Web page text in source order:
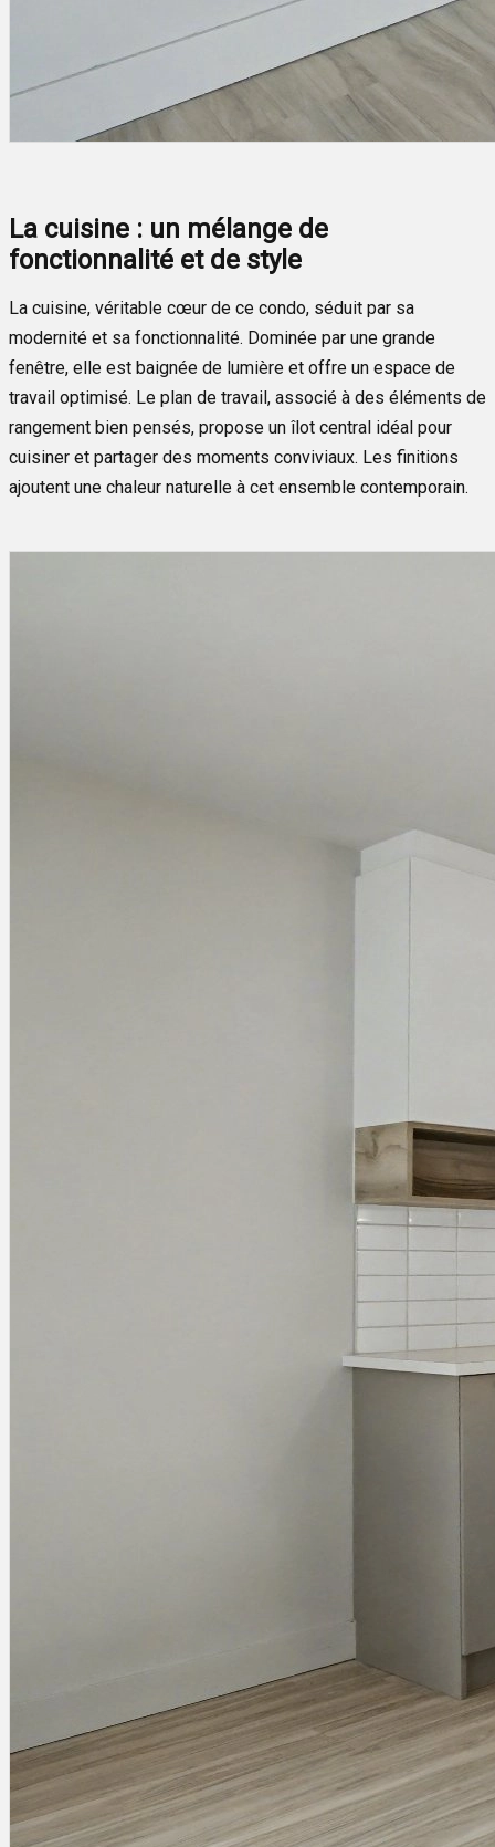
La cuisine : un mélange de
fonctionnalité et de style
La cuisine, véritable cœur de ce condo, séduit par sa
modernité et sa fonctionnalité. Dominée par une grande
fenêtre, elle est baignée de lumière et offre un espace de
travail optimisé. Le plan de travail, associé à des éléments de
rangement bien pensés, propose un îlot central idéal pour
cuisiner et partager des moments conviviaux. Les finitions
ajoutent une chaleur naturelle à cet ensemble contemporain.